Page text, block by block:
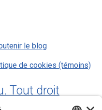
le blog
de cookies (témoins)
Tout droit